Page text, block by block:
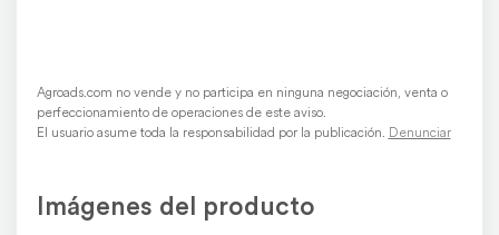
Agroads.com no vende y no participa en ninguna negociación, venta o
perfeccionamiento de operaciones de este aviso.
El usuario asume toda la responsabilidad por la publicación. Denunciar
Imágenes del producto